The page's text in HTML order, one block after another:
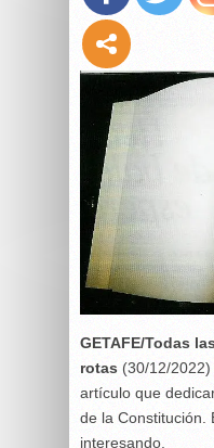
GETAFE/Todas
rotas (30/12/
artículo que
de la Constitución.
interesando.